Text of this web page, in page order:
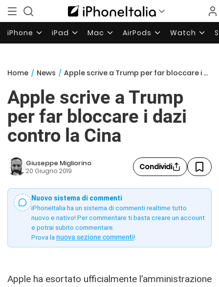
iPhone iPad Mac AirPods Watch
Home / News / Apple scrive a Trump per far bloccare i dazi contro la Cina
Apple scrive a Trump
per far bloccare i dazi
contro la Cina
Giuseppe Migliorino
20 Giugno 2019 Condividi
Nuovo sistema di commenti
iPhoneItalia ha un sistema di commenti realtime tutto
nuovo e nativo! Per commentare ti basta creare un account
e potrai subito commentare.
Prova la nuova sezione commenti!
Apple ha esortato ufficialmente l’amministrazione